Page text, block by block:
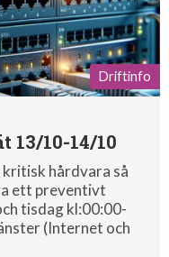
Driftinfo
13/10-14/10
kritisk hårdvara så
ett preventivt
tisdag kl:00:00-
(Internet och